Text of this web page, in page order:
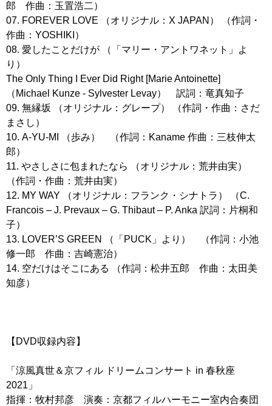
郎 作曲：玉置浩二）
07. FOREVER LOVE （オリジナル：X JAPAN） （作詞・
作曲：YOSHIKI）
08. 愛したことだけが （「マリー・アントワネット」よ
り）
The Only Thing I Ever Did Right [Marie Antoinette]
（Michael Kunze - Sylvester Levay） 訳詞：竜真知子
09. 無縁坂 （オリジナル：グレープ） （作詞・作曲：さだ
まさし）
10. A-YU-MI （歩み） （作詞：Kaname 作曲：三枝伸太
郎）
11. やさしさに包まれたなら （オリジナル：荒井由実）
（作詞・作曲：荒井由実）
12. MY WAY （オリジナル：フランク・シナトラ） （C.
Francois – J. Prevaux – G. Thibaut – P. Anka 訳詞：片桐和
子）
13. LOVER’S GREEN （「PUCK」より） （作詞：小池
修一郎 作曲：吉崎憲治）
14. 空だけはそこにある （作詞：松井五郎 作曲：太田美
知彦）
【DVD収録内容】
「涼風真世＆京フィル ドリームコンサート in 春秋座
2021」
指揮：牧村邦彦 演奏：京都フィルハーモニー室内合奏団